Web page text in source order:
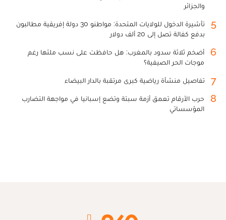
والجزائر
5
تأشيرة الدخول للولايات المتحدة: مواطنو 30 دولة إفريقية مطالبون
بدفع كفالة تصل إلى 20 ألف دولار
6
أضخم ثلاثة سدود بالمغرب: هل حافظت على نسب ملئها رغم
موجات الحر الصيفية؟
7 تفاصيل منشأة رياضية كبرى مرتقبة بالدار البيضاء
8
حرب الأرقام تعمق أزمة سبتة وتضع إسبانيا في مواجهة التضارب
المؤسساتي